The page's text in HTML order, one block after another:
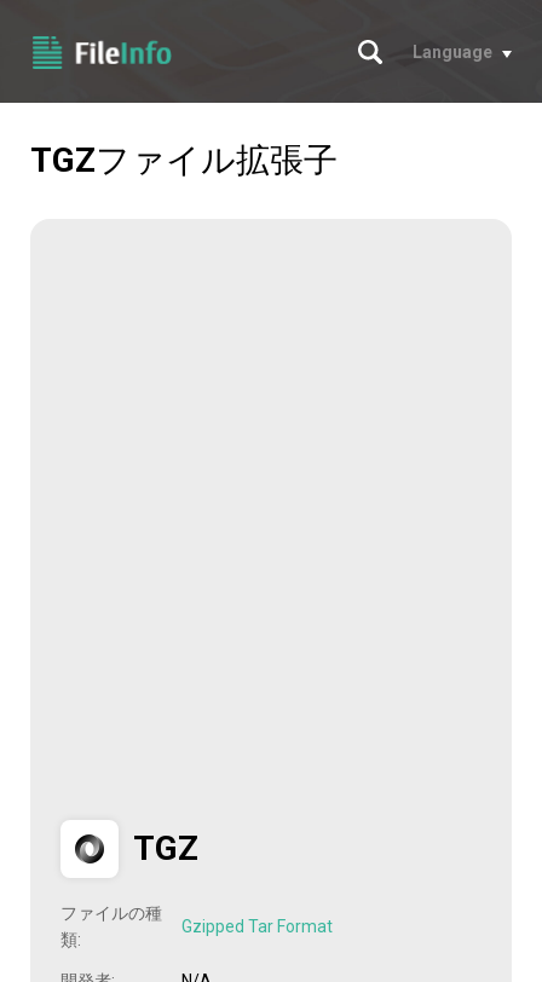
サーチ
Language
TGZファイル拡張子
TGZ
ファイルの種
類:
Gzipped Tar Format